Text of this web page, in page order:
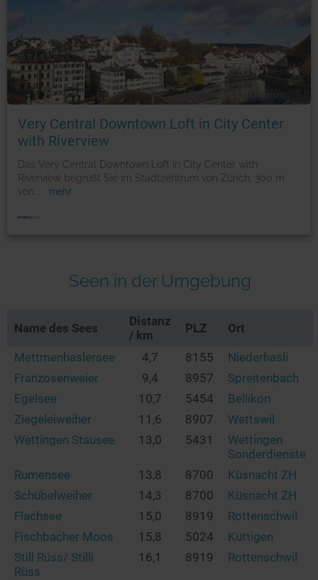
Foto: © booking.com
Very Central Downtown Loft in City Center
with Riverview
Das Very Central Downtown Loft in City Center with
Riverview begrüßt Sie im Stadtzentrum von Zürich, 300 m
von
mehr
Seen in der Umgebung
Name des Sees
Distanz
/ km
PLZ Ort
Mettmenhaslersee 4,7 8155
Niederhasli
Franzosenweier
9,4 8957
Spreitenbach
Egelsee
10,7 5454
Bellikon
Ziegeleiweiher
11,6 8907
Wettswil
Wettingen Stausee
13,0 5431
Wettingen
Sonderdienste
Rumensee
13,8 8700
Küsnacht ZH
Schübelweiher
14,3 8700
Küsnacht ZH
Flachsee
15,0 8919
Rottenschwil
Fischbacher Moos
15,8 5024
Küttigen
Still Rüss/ Stilli
Rüss
16,1 8919 Rottenschwil